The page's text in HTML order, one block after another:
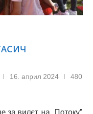
16. април 2024
480
вилєт, на „Потокуˮ